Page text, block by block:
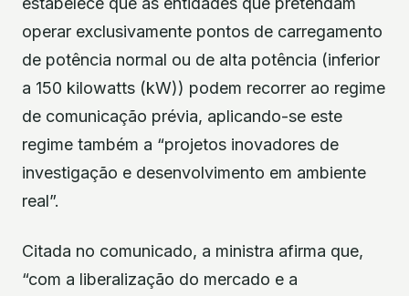
operar exclusivamente pontos de carregamento
de potência normal ou de alta potência (inferior
a 150 kilowatts (kW)) podem recorrer ao regime
de comunicação prévia, aplicando-se este
regime também a “projetos inovadores de
investigação e desenvolvimento em ambiente
real”.
Citada no comunicado, a ministra afirma que,
“com a liberalização do mercado e a